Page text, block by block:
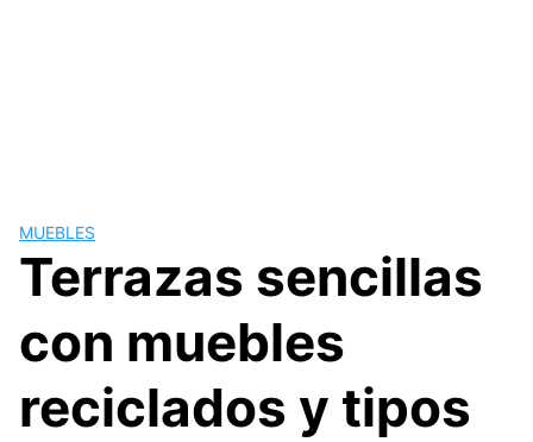
MUEBLES
Terrazas sencillas
con muebles
reciclados y tipos